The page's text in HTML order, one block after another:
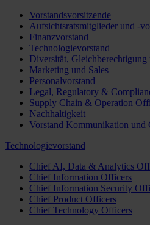
Vorstandsvorsitzende
Aufsichtsratsmitglieder und -
Finanzvorstand
Technologievorstand
Diversität,
Marketing und Sales
Personalvorstand
Legal, Regulatory &
Supply Chain & Operation
Nachhaltigkeit
Vorstand Kommunikation und
Technologievorstand
Chief AI, Data & Analytics
Chief Information Officers
Chief Information Security
Chief Product Officers
Chief Technology Officers